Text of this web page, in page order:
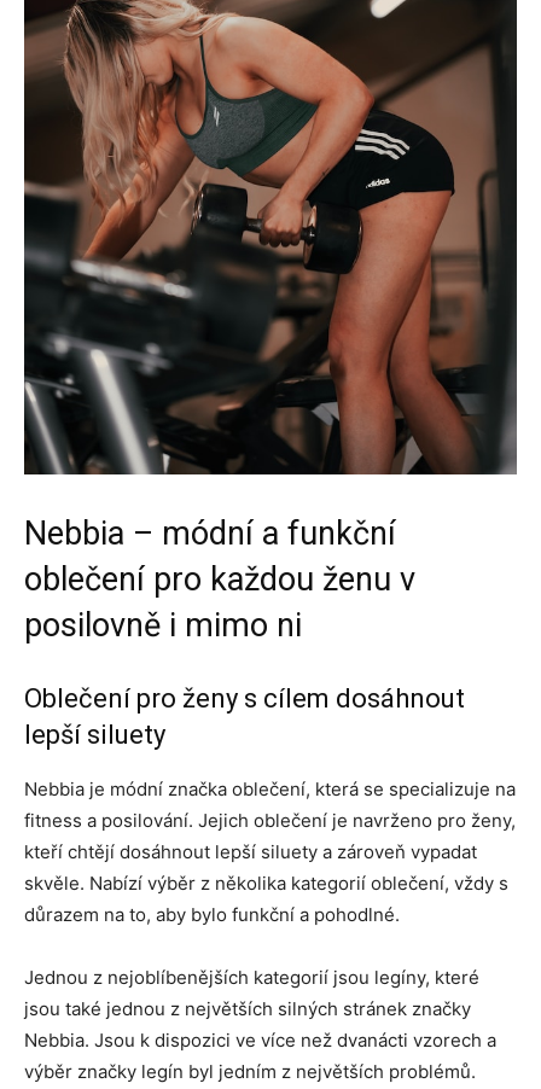
Nebbia – módní a funkční
oblečení pro každou ženu v
posilovně i mimo ni
Oblečení pro ženy s cílem dosáhnout
lepší siluety
Nebbia je módní značka oblečení, která se specializuje na
fitness a posilování. Jejich oblečení je navrženo pro ženy,
kteří chtějí dosáhnout lepší siluety a zároveň vypadat
skvěle. Nabízí výběr z několika kategorií oblečení, vždy s
důrazem na to, aby bylo funkční a pohodlné.
Jednou z nejoblíbenějších kategorií jsou legíny, které
jsou také jednou z největších silných stránek značky
Nebbia. Jsou k dispozici ve více než dvanácti vzorech a
výběr značky legín byl jedním z největších problémů.